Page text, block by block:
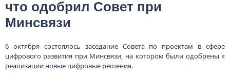
что одобрил Совет при
Минсвязи
6 октября состоялось заседание Совета по проектам в сфере
цифрового развития при Минсвязи, на котором были одобрены к
реализации новые цифровые решения.